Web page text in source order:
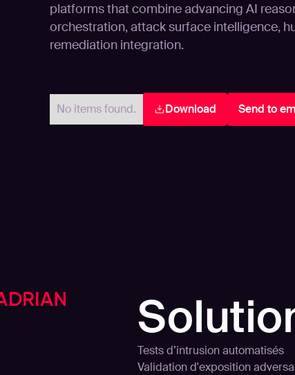
platforms that combine advancing AI
orchestration, attack surface intelligence,
remediation integration.
No items found. Download Send to
Tests d’intrusion automatisés
Validation d'exposition